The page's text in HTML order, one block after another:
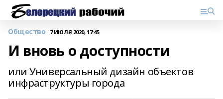
Общество 7 ИЮЛЯ 2020, 17:45
И вновь о доступности
или Универсальный дизайн объектов
инфраструктуры города